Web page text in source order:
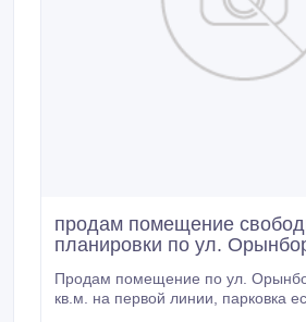
продам помещение
планировки по ул.
Продам помещение по ул.
кв.м. на первой линии, парковка есть, первый этаж,